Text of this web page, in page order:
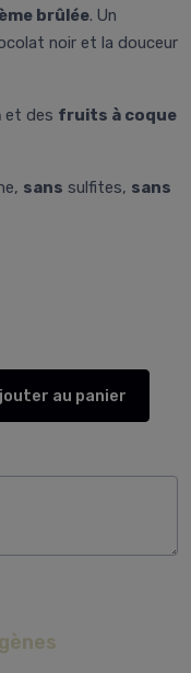
brûlée. Un
noir et la douceur
et des fruits à coque
sans sulfites, sans
au panier